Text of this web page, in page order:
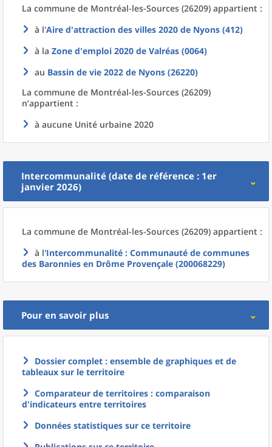
La commune de Montréal-les-Sources (26209) appartient :
à l'Aire d'attraction des villes 2020 de Nyons (412)
à la Zone d'emploi 2020 de Valréas (0064)
au Bassin de vie 2022 de Nyons (26220)
La commune de Montréal-les-Sources (26209)
n’appartient :
à aucune Unité urbaine 2020
Intercommunalité (date de référence : 1er
janvier 2026)
La commune de Montréal-les-Sources (26209) appartient :
à l'Intercommunalité : Communauté de communes
des Baronnies en Drôme Provençale (200068229)
Pour en savoir plus
Dossier complet : ensemble de graphiques et de
tableaux sur le territoire
Comparateur de territoires : comparaison
d'indicateurs entre territoires
Données statistiques sur ce territoire